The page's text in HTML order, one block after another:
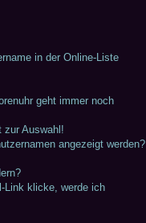
in der Online-Liste
geht immer noch
zur Auswahl!
angezeigt werden?
Link klicke, werde ich